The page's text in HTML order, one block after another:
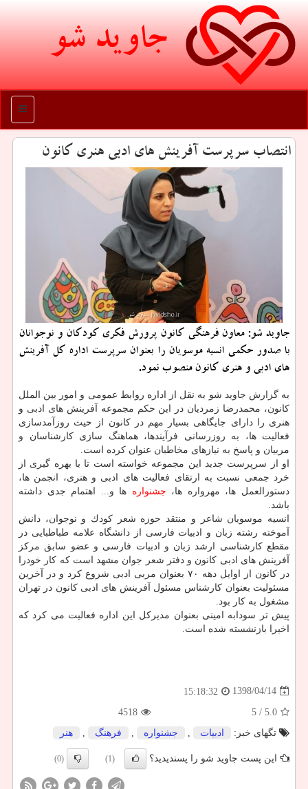
جاوید شو
منو
انتصاب سرپرست آفرینش های ادبی هنری كانون
جاوید شو: معاون فرهنگی كانون پرورش فكری كودكان و نوجوانان
با صدور حكمی انسیه موسویان را بعنوان سرپرست اداره كل آفرینش
های ادبی و هنری كانون منصوب نمود.
به گزارش جاوید شو به نقل از اداره روابط عمومی و امور بین الملل
كانون، محمدرضا زمردیان در این حكم مجموعه آفرینش های ادبی و
هنری را دارای جایگاهی بسیار مهم در كانون از حیث روزآمدسازی
فعالیت ها، به روزرسانی فرآیندها، هماهنگ سازی كارشناسان و
مربیان و پاسخ به نیازهای مخاطبان عنوان كرده است.
او از سرپرست جدید این مجموعه خواسته است تا با بهره گیری از
خرد جمعی نسبت به ارتقای فعالیت های ادبی و هنری، انجمن ها،
دستورالعمل ها، مهرواره ها، جشنواره ها و... اهتمام جدی داشته
باشد.
انسیه موسویان شاعر و منتقد حوزه شعر كودك و نوجوان، دانش
آموخته رشته زبان و ادبیات فارسی از دانشگاه علامه طباطبایی در
مقطع كارشناسی ارشد زبان و ادبیات فارسی و عضو سابق مركز
آفرینش­ های ادبی كانون و دفتر شعر جوان مشهد است كه كار خودرا
در كانون از اوایل دهه ۷۰ بعنوان مربی ادبی شروع كرد و در آخرین
مسئولیت بعنوان كارشناس مسئول آفرینش های ادبی كانون در تهران
مشغول به كار بود.
پیش تر سودابه امینی بعنوان مدیركل این اداره فعالیت می كرد كه
اخیرا بازنشسته شده است.
1398/04/14
15:18:32
5.0
/ 5
4518
تگهای خبر:
ادبیات , جشنواره , فرهنگ , هنر
این پست جاوید شو را پسندیدید؟ (1)
(0)